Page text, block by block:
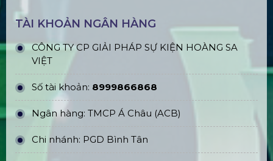
TÀI KHOẢN NGÂN HÀNG
CÔNG TY CP GIẢI PHÁP SỰ KIỆN HOÀNG SA
VIỆT
Số tài khoản: 8999866868
Ngân hàng: TMCP Á Châu (ACB)
Chi nhánh: PGD Bình Tân